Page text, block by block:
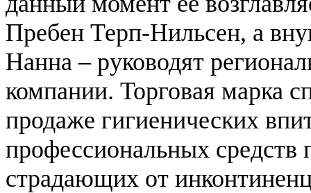
Пребен Терп-Нильсен, а
Нанна – руководят
компании. Торговая марка
продаже гигиенических
профессиональных средств
страдающих от